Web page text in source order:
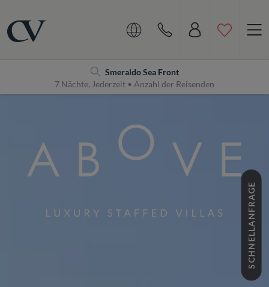
Smeraldo Sea Front
7 Nächte, Jederzeit • Anzahl der Reisenden
SCHNELLANFRAGE